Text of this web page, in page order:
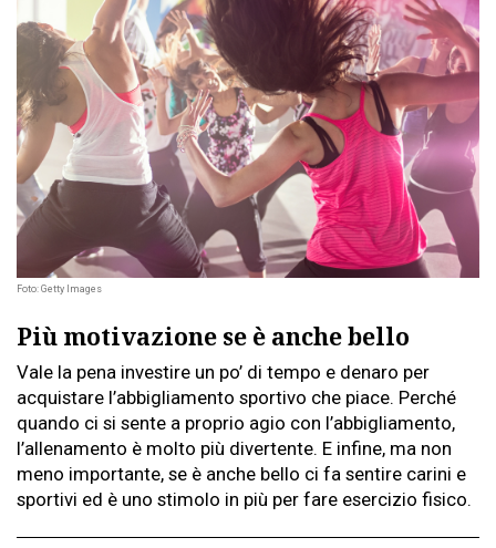
Foto: Getty Images
Più motivazione se è anche bello
Vale la pena investire un po’ di tempo e denaro per
acquistare l’abbigliamento sportivo che piace. Perché
quando ci si sente a proprio agio con l’abbigliamento,
l’allenamento è molto più divertente. E infine, ma non
meno importante, se è anche bello ci fa sentire carini e
sportivi ed è uno stimolo in più per fare esercizio fisico.